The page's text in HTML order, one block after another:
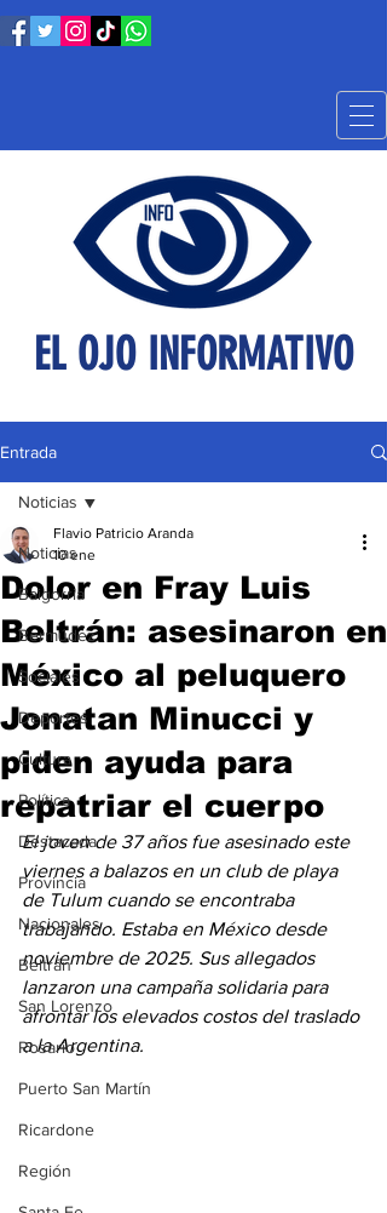
EL OJO INFORMATIVO
Entrada
Noticias
Baigorria
Bermúdez
Sociales
Deportes
Cultura
Política
Destacada
Provincia
Nacionales
Beltrán
San Lorenzo
Rosario
Puerto San Martín
Ricardone
Región
Noticias
Dolor en Fray Luis
Beltrán: asesinaron en
México al peluquero
Jonatan Minucci y
piden ayuda para
repatriar el cuerpo
Flavio Patricio Aranda
10 ene
El joven de 37 años fue asesinado este
viernes a balazos en un club de playa
de Tulum cuando se encontraba
trabajando. Estaba en México desde
noviembre de 2025. Sus allegados
lanzaron una campaña solidaria para
afrontar los elevados costos del traslado
a la Argentina.